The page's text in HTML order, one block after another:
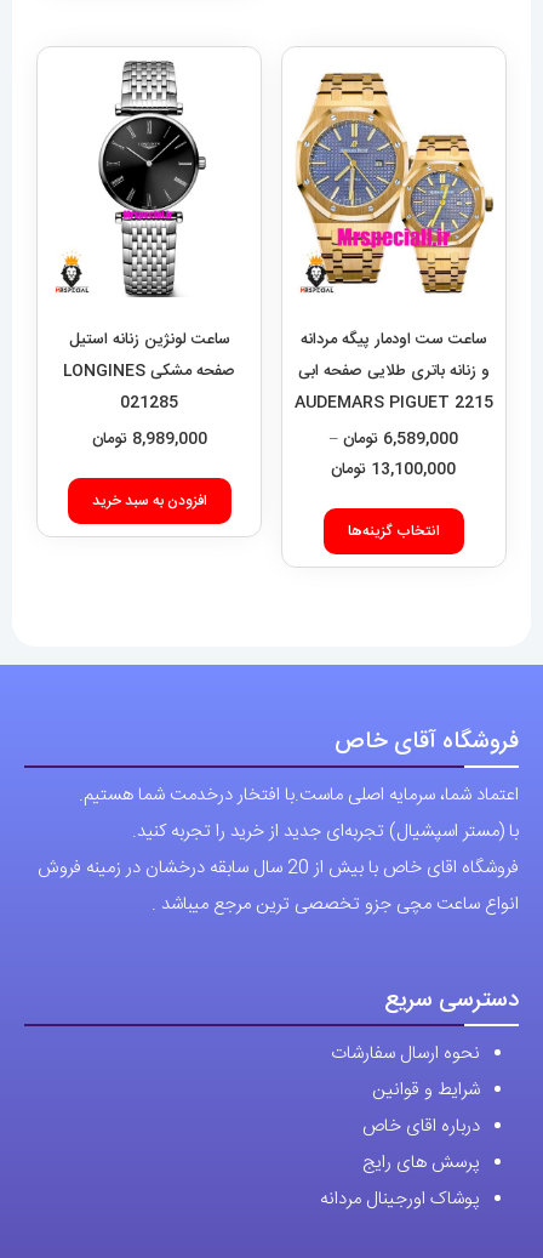
انواع
ممکن
است
در
صفحه
شوند
ساعت ست اودمار پیگه مردانه
و زنانه باتری طلایی صفحه ابی
2215 AUDEMARS PIGUET
ROYAL
6,589,000 تومان–
13,100,000 تومانمحدوده
6,589,000 تومان
تا
انتخاب گزینه‌ها
این
محصول
گزینه
ها
ممکن
است
در
انتخاب
ساعت لونژین زنانه استیل
صفحه مشکی LONGINES
021285
8,989,000 تومان
افزودن به سبد خرید
فروشگاه آقای خاص
اعتماد شما، سرمایه اصلی ماست.با افتخار درخدمت شما هستیم.
با (مستر اسپشیال) تجربه‌ای جدید از خرید را تجربه کنید.
فروشگاه اقای خاص با بیش از 20 سال سابقه درخشان در زمینه فروش
انواع ساعت مچی جزو تخصصی ترین مرجع میباشد .
دسترسی سریع
نحوه ارسال سفارشات
شرایط و قوانین
درباره اقای خاص
پرسش های رایج
پوشاک اورجینال مردانه